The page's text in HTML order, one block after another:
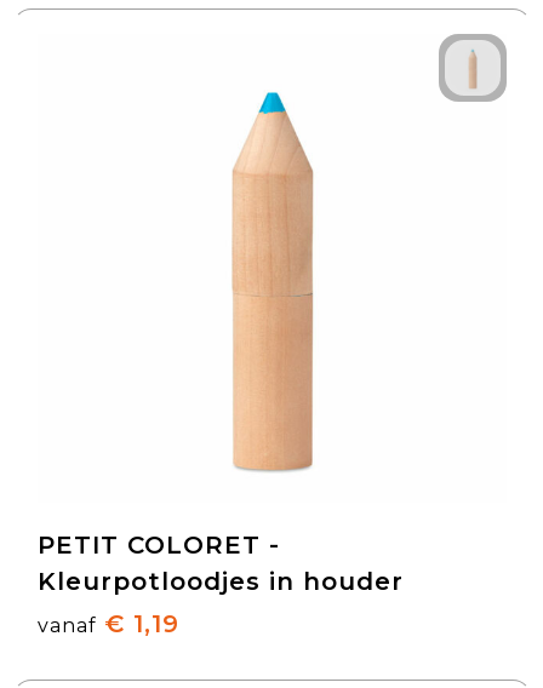
PETIT COLORET -
Kleurpotloodjes in houder
vanaf € 1,19